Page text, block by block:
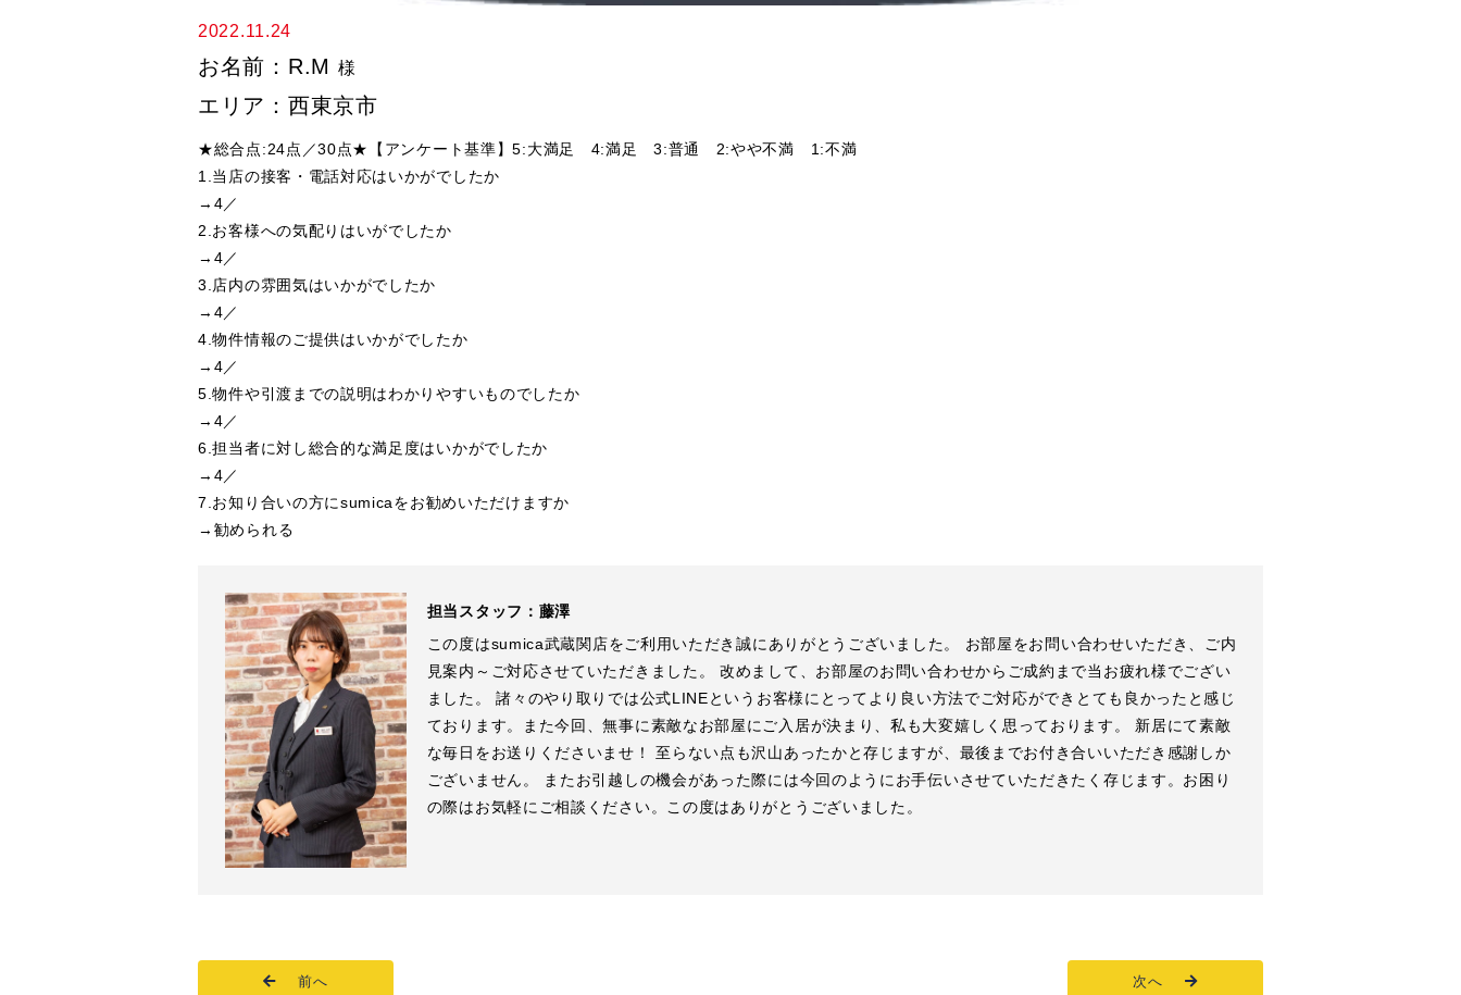
2022.11.24
お名前：R.M 様
エリア：西東京市
★総合点:24点／30点★【アンケート基準】5:大満足 4:満足 3:普通 2:やや不満 1:不満
1.当店の接客・電話対応はいかがでしたか
→4／
2.お客様への気配りはいがでしたか
→4／
3.店内の雰囲気はいかがでしたか
→4／
4.物件情報のご提供はいかがでしたか
→4／
5.物件や引渡までの説明はわかりやすいものでしたか
→4／
6.担当者に対し総合的な満足度はいかがでしたか
→4／
7.お知り合いの方にsumicaをお勧めいただけますか
→勧められる
担当スタッフ：藤澤
この度はsumica武蔵関店をご利用いただき誠にありがとうございました。 お部屋をお問い合わせいただき、ご内
見案内～ご対応させていただきました。 改めまして、お部屋のお問い合わせからご成約まで当お疲れ様でござい
ました。 諸々のやり取りでは公式LINEというお客様にとってより良い方法でご対応ができとても良かったと感じ
ております。また今回、無事に素敵なお部屋にご入居が決まり、私も大変嬉しく思っております。 新居にて素敵
な毎日をお送りくださいませ！ 至らない点も沢山あったかと存じますが、最後までお付き合いいただき感謝しか
ございません。 またお引越しの機会があった際には今回のようにお手伝いさせていただきたく存じます。お困り
の際はお気軽にご相談ください。この度はありがとうございました。
前へ 次へ